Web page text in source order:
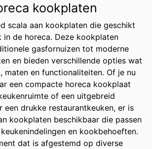
kookplaten
scala aan kookplaten die geschikt
in de horeca. Deze kookplaten
gasfornuizen tot moderne
en bieden verschillende opties wat
maten en functionaliteiten. Of je nu
een compacte horeca kookplaat
of een uitgebreid
drukke restaurantkeuken, er is
kookplaten beschikbaar die passen
en kookbehoeften.
dat is afgestemd op diverse